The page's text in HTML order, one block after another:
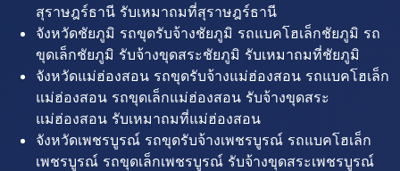
สุราษฎร์ธานี รับเหมาถมที่สุราษฎร์ธานี
จังหวัดชัยภูมิ รถขุดรับจ้างชัยภูมิ รถแบคโฮเล็กชัยภูมิ รถ
ขุดเล็กชัยภูมิ รับจ้างขุดสระชัยภูมิ รับเหมาถมที่ชัยภูมิ
จังหวัดแม่ฮ่องสอน รถขุดรับจ้างแม่ฮ่องสอน รถแบคโฮเล็ก
แม่ฮ่องสอน รถขุดเล็กแม่ฮ่องสอน รับจ้างขุดสระ
แม่ฮ่องสอน รับเหมาถมที่แม่ฮ่องสอน
จังหวัดเพชรบูรณ์ รถขุดรับจ้างเพชรบูรณ์ รถแบคโฮเล็ก
เพชรบูรณ์ รถขุดเล็กเพชรบูรณ์ รับจ้างขุดสระเพชรบูรณ์